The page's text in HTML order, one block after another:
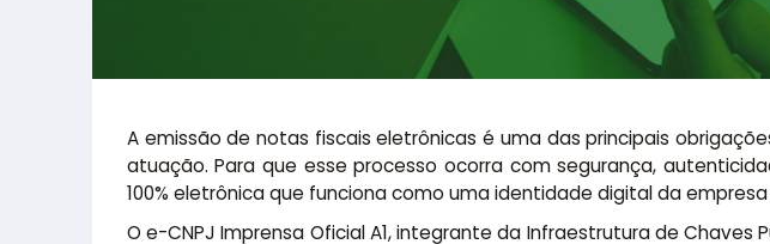
A emissão de notas fiscais eletrônicas é uma das principais
atuação. Para que esse processo ocorra com segurança,
100% eletrônica que funciona como uma identidade digital da
O e-CNPJ Imprensa Oficial A1, integrante da Infraestrutura de